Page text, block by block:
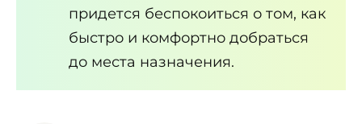
придется беспокоиться о том, как
быстро и комфортно добраться
до места назначения.